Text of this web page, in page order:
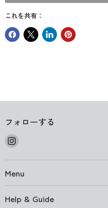
これを共有：
フォローする
Instagram
見
つ
く
Menu
Help & Guide